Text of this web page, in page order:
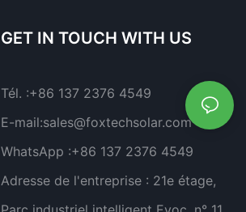
GET IN TOUCH WITH US
Tél. :+86 137 2376 4549
E-mail:sales@foxtechsolar.com
WhatsApp :+86 137 2376 4549
Adresse de l'entreprise : 21e étage,